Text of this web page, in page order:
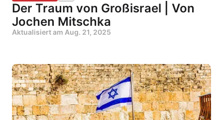
Der Traum von Großisrael | Von
Jochen Mitschka
Aktualisiert am Aug. 21, 2025